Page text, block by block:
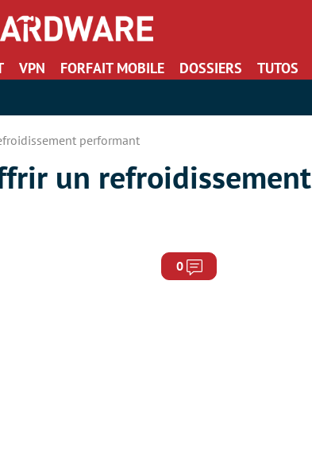
VPN FORFAIT MOBILE DOSSIERS TUTOS
performant
un refroidissement
0 Commentaires